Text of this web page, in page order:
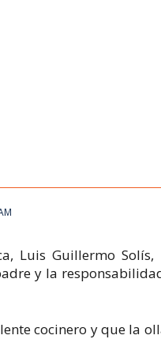
Luis Guillermo Solís,
y la
cocinero y que la